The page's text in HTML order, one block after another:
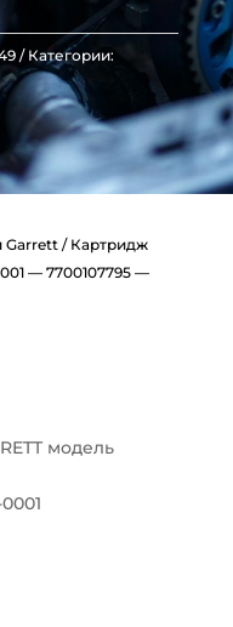
Категории:
Garrett/ Картридж
— 7700107795 —
модель